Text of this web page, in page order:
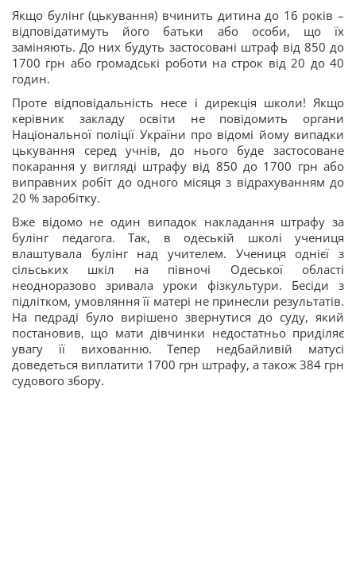
Якщо булінг (цькування) вчинить дитина до 16 років –
відповідатимуть його батьки або особи, що їх
заміняють. До них будуть застосовані штраф від 850 до
1700 грн або громадські роботи на строк від 20 до 40
годин.
Проте відповідальність несе і дирекція школи! Якщо
керівник закладу освіти не повідомить органи
Національної поліції України про відомі йому випадки
цькування серед учнів, до нього буде застосоване
покарання у вигляді штрафу від 850 до 1700 грн або
виправних робіт до одного місяця з відрахуванням до
20 % заробітку.
Вже відомо не один випадок накладання штрафу за
булінг педагога. Так, в одеській школі учениця
влаштувала булінг над учителем. Учениця однієї з
сільських шкіл на півночі Одеської області
неодноразово зривала уроки фізкультури. Бесіди з
підлітком, умовляння її матері не принесли результатів.
На педраді було вирішено звернутися до суду, який
постановив, що мати дівчинки недостатньо приділяє
увагу її вихованню. Тепер недбайливій матусі
доведеться виплатити 1700 грн штрафу, а також 384 грн
судового збору.